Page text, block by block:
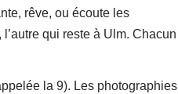
rêve, ou écoute les
qui reste à Ulm. Chacun
la 9). Les photographies